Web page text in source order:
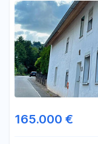
165.000 €